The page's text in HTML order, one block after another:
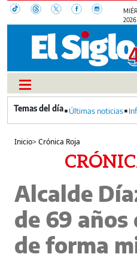
2026
Últimas noticias
Inicio>Crónica Roja
Alcalde
de 69 años
de forma